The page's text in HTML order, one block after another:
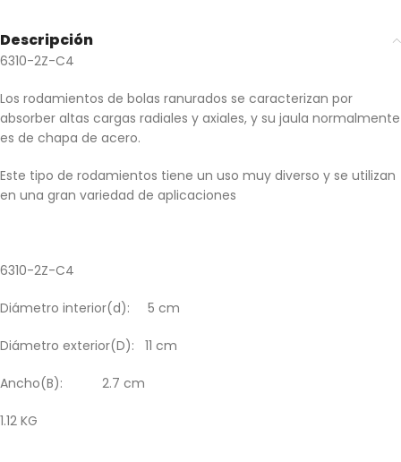
Descripción
6310-2Z-C4
Los rodamientos de bolas ranurados se caracterizan por
absorber altas cargas radiales y axiales, y su jaula normalmente
es de chapa de acero.
Este tipo de rodamientos tiene un uso muy diverso y se utilizan
en una gran variedad de aplicaciones
6310-2Z-C4
Diámetro interior(d): 5 cm
Diámetro exterior(D): 11 cm
Ancho(B): 2.7 cm
1.12 KG